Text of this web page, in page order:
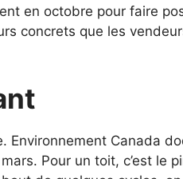
en octobre pour faire
concrets que les
Canada
Pour un toit, c’est le